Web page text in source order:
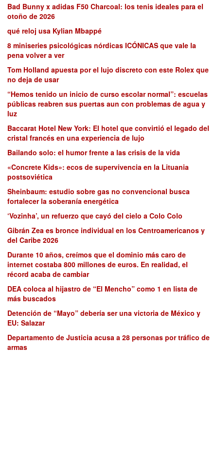
Bad Bunny x adidas F50 Charcoal: los tenis ideales para el
otoño de 2026
qué reloj usa Kylian Mbappé
8 miniseries psicológicas nórdicas ICÓNICAS que vale la
pena volver a ver
Tom Holland apuesta por el lujo discreto con este Rolex que
no deja de usar
“Hemos tenido un inicio de curso escolar normal”: escuelas
públicas reabren sus puertas aun con problemas de agua y
luz
Baccarat Hotel New York: El hotel que convirtió el legado del
cristal francés en una experiencia de lujo
Bailando solo: el humor frente a las crisis de la vida
«Concrete Kids»: ecos de supervivencia en la Lituania
postsoviética
Sheinbaum: estudio sobre gas no convencional busca
fortalecer la soberanía energética
‘Vozinha’, un refuerzo que cayó del cielo a Colo Colo
Gibrán Zea es bronce individual en los Centroamericanos y
del Caribe 2026
Durante 10 años, creímos que el dominio más caro de
internet costaba 800 millones de euros. En realidad, el
récord acaba de cambiar
DEA coloca al hijastro de “El Mencho” como 1 en lista de
más buscados
Detención de “Mayo” debería ser una victoria de México y
EU: Salazar
Departamento de Justicia acusa a 28 personas por tráfico de
armas